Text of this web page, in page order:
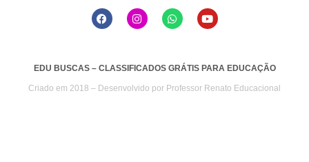
EDU BUSCAS – CLASSIFICADOS GRÁTIS PARA EDUCAÇÃO
Criado em 2018 – Desenvolvido por Professor Renato Educacional